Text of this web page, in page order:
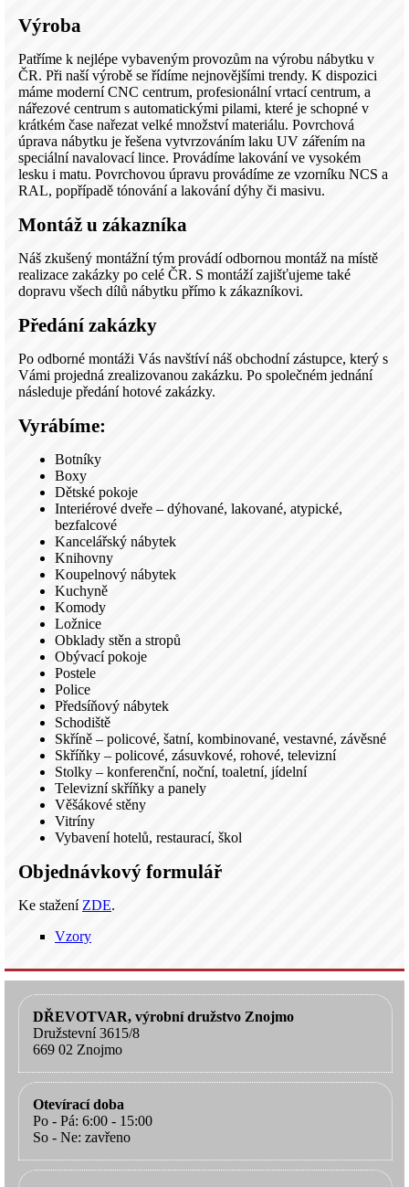
Výroba
Patříme k nejlépe vybaveným provozům na výrobu nábytku v
ČR. Při naší výrobě se řídíme nejnovějšími trendy. K dispozici
máme moderní CNC centrum, profesionální vrtací centrum, a
nářezové centrum s automatickými pilami, které je schopné v
krátkém čase nařezat velké množství materiálu. Povrchová
úprava nábytku je řešena vytvrzováním laku UV zářením na
speciální navalovací lince. Provádíme lakování ve vysokém
lesku i matu. Povrchovou úpravu provádíme ze vzorníku NCS a
RAL, popřípadě tónování a lakování dýhy či masivu.
Montáž u zákazníka
Náš zkušený montážní tým provádí odbornou montáž na místě
realizace zakázky po celé ČR. S montáží zajišťujeme také
dopravu všech dílů nábytku přímo k zákazníkovi.
Předání zakázky
Po odborné montáži Vás navštíví náš obchodní zástupce, který s
Vámi projedná zrealizovanou zakázku. Po společném jednání
následuje předání hotové zakázky.
Vyrábíme:
Botníky
Boxy
Dětské pokoje
Interiérové dveře – dýhované, lakované, atypické,
bezfalcové
Kancelářský nábytek
Knihovny
Koupelnový nábytek
Kuchyně
Komody
Ložnice
Obklady stěn a stropů
Obývací pokoje
Postele
Police
Předsíňový nábytek
Schodiště
Skříně – policové, šatní, kombinované, vestavné, závěsné
Skříňky – policové, zásuvkové, rohové, televizní
Stolky – konferenční, noční, toaletní, jídelní
Televizní skříňky a panely
Věšákové stěny
Vitríny
Vybavení hotelů, restaurací, škol
Objednávkový formulář
Ke stažení ZDE.
Vzory
DŘEVOTVAR, výrobní družstvo Znojmo
Družstevní 3615/8
669 02 Znojmo
Otevírací doba
Po - Pá: 6:00 - 15:00
So - Ne: zavřeno